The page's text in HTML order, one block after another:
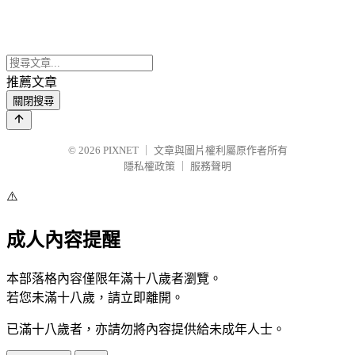
推薦文章
關閉搜尋
© 2026 PIXNET
文章與圖片權利屬原作者所有
隱私權政策
服務聲明
⚠️
成人內容提醒
本部落格內容僅限年滿十八歲者瀏覽。
若您未滿十八歲，請立即離開。
已滿十八歲者，亦請勿將內容提供給未成年人士。